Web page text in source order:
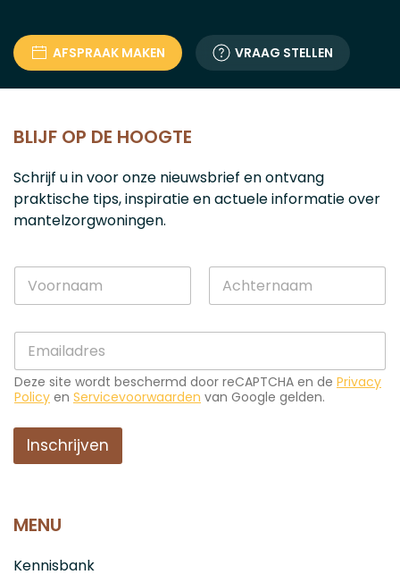
AFSPRAAK MAKEN VRAAG STELLEN
BLIJF OP DE HOOGTE
Schrijf u in voor onze nieuwsbrief en ontvang
praktische tips, inspiratie en actuele informatie over
mantelzorgwoningen.
*
N
a
E
m
a
i
l
Deze site wordt beschermd door reCAPTCHA en de Privacy
Policy en Servicevoorwaarden van Google gelden.
Inschrijven
MENU
Kennisbank